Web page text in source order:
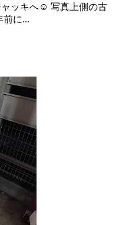
ッキへ☺️ 写真上側の古
に...